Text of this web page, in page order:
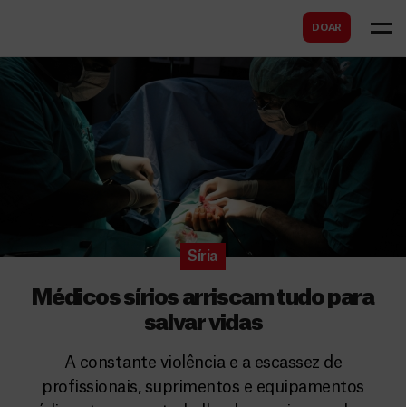
DOAR
a
Síria
Médicos sírios arriscam tudo para
salvar vidas
A constante violência e a escassez de
profissionais, suprimentos e equipamentos